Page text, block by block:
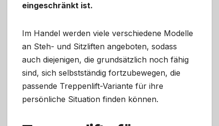
eingeschränkt ist.
Im Handel werden viele verschiedene Modelle
an Steh- und Sitzliften angeboten, sodass
auch diejenigen, die grundsätzlich noch fähig
sind, sich selbstständig fortzubewegen, die
passende Treppenlift-Variante für ihre
persönliche Situation finden können.